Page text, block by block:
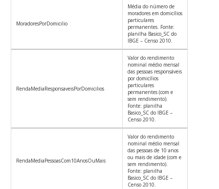
MoradoresPorDomicilio
Média do número de
moradores em domicílios
particulares
permanentes. Fonte:
planilha Basico_SC do
IBGE – Censo 2010.
RendaMediaResponsaveisPorDomicilios
Valor do rendimento
nominal médio mensal
das pessoas responsáveis
por domicílios
particulares
permanentes (com e
sem rendimento).
Fonte: planilha
Basico_SC do IBGE –
Censo 2010.
RendaMediaPessoasCom10AnosOuMais
Valor do rendimento
nominal médio mensal
das pessoas de 10 anos
ou mais de idade (com e
sem rendimento).
Fonte: planilha
Basico_SC do IBGE –
Censo 2010.